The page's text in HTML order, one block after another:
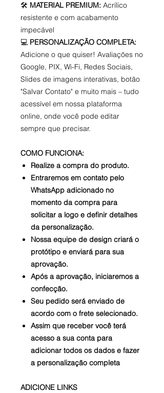
🛠️ MATERIAL PREMIUM: Acrílico
resistente e com acabamento
impecável
💻 PERSONALIZAÇÃO COMPLETA:
Adicione o que quiser! Avaliações no
Google, PIX, Wi-Fi, Redes Sociais,
Slides de imagens interativas, botão
"Salvar Contato" e muito mais – tudo
acessível em nossa plataforma
online, onde você pode editar
sempre que precisar.
COMO FUNCIONA:
Realize a compra do produto.
Entraremos em contato pelo
WhatsApp adicionado no
momento da compra para
solicitar a logo e definir detalhes
da personalização.
Nossa equipe de design criará o
protótipo e enviará para sua
aprovação.
Após a aprovação, iniciaremos a
confecção.
Seu pedido será enviado de
acordo com o frete selecionado.
Assim que receber você terá
acesso a sua conta para
adicionar todos os dados e fazer
a personalização completa
ADICIONE LINKS